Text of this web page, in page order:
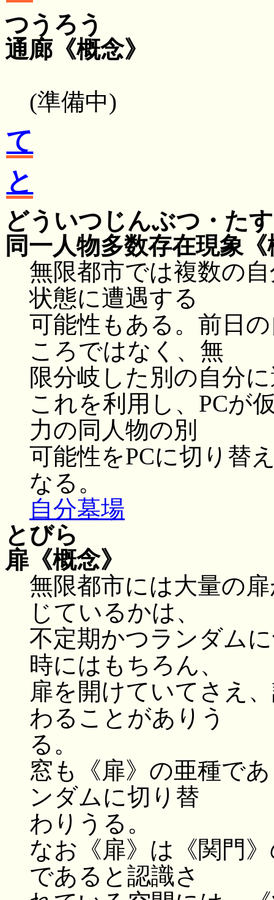
つうろう
通廊 《概念》
(準備中)
て
と
どういつじんぶつ・た
同一人物多数存在現象《
無限都市では複数の
状態に遭遇する
可能性もある。前日
ころではなく、無
限分岐した別の自分
これを利用し、PCが
力の同人物の別
可能性をPCに切り替
なる。
自分墓場
とびら
扉《概念》
無限都市には大量の
じているかは、
不定期かつランダム
時にはもちろん、
扉を開けていてさえ
わることがありう
る。
窓も《扉》の亜種で
ンダムに切り替
わりうる。
なお《扉》は《関門
であると認識さ